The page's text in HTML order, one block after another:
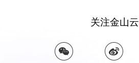
关注金山云